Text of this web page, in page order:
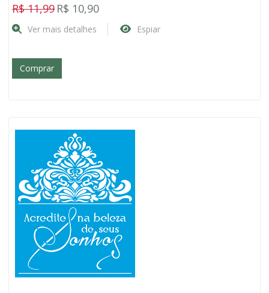
R$ 11,99 R$ 10,90
Ver mais detalhes Espiar
Comprar